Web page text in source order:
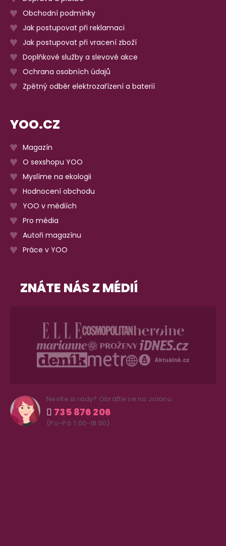
Obchodní podmínky
Jak postupovat při reklamaci
Jak postupovat při vracení zboží
Doplňkové služby a slevové akce
Ochrana osobních údajů
Zpětný odběr elektrozařízení a baterií
YOO.CZ
Magazín
O sexshopu YOO
Myslíme na ekologii
Hodnocení obchodu
YOO v médiích
Pro média
Autoři magazínu
Práce v YOO
ZNÁTE NÁS Z MÉDIÍ
Nevíte si rady? Obraťte se na Jolanu
735 876 206
(Po-Pá 7.00-18.00)